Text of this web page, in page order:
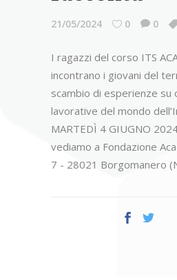
21/05/2024 0 0
I ragazzi del corso ITS
incontrano i giovani del
scambio di esperienze su
lavorative del mondo
MARTEDÌ 4 GIUGNO
vediamo a Fondazione
7 - 28021 Borgomanero